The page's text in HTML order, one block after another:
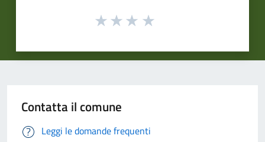
Contatta il comune
Leggi le domande frequenti